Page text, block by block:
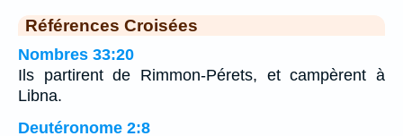
Références Croisées
Nombres 33:20
Ils partirent de Rimmon-Pérets, et campèrent à
Libna.
Deutéronome 2:8